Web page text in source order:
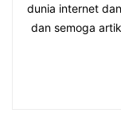
dunia internet
dan semoga